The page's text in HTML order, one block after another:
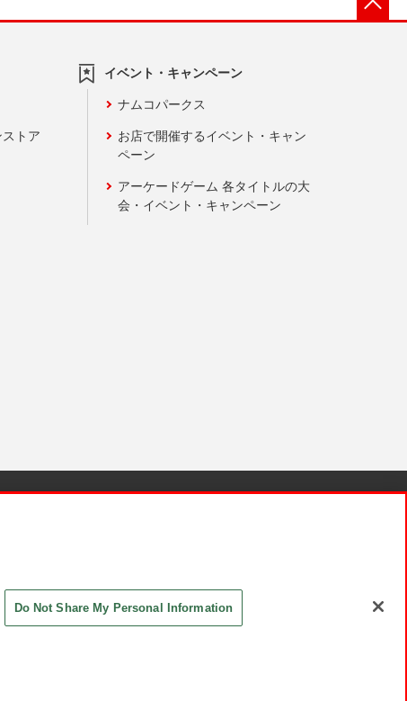
トア
イベント・キャンペーン
ナムコパークス
お店で開催するイベント・キャン
ペーン
アーケードゲーム 各タイトルの大
会・イベント・キャンペーン
Do Not Share My Personal Information